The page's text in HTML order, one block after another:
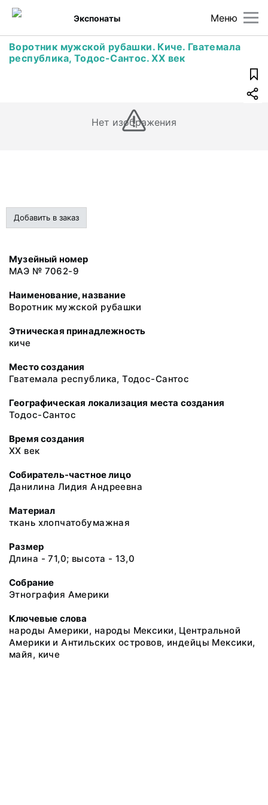
Меню
Экспонаты
Воротник мужской рубашки. Киче. Гватемала
республика, Тодос-Сантос. XX век
Нет изображения
Добавить в заказ
Музейный номер
МАЭ № 7062-9
Наименование, название
Воротник мужской рубашки
Этническая принадлежность
киче
Место создания
Гватемала республика, Тодос-Сантос
Географическая локализация места создания
Тодос-Сантос
Время создания
XX век
Собиратель-частное лицо
Данилина Лидия Андреевна
Материал
ткань хлопчатобумажная
Размер
Длина - 71,0; высота - 13,0
Собрание
Этнография Америки
Ключевые слова
народы Америки, народы Мексики, Центральной
Америки и Антильских островов, индейцы Мексики,
майя, киче